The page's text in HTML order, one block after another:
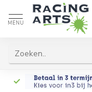
MENU